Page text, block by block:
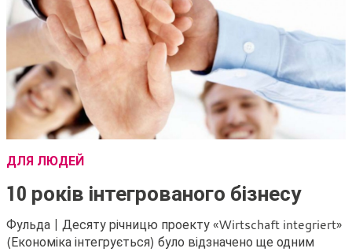
ДЛЯ ЛЮДЕЙ
10 років інтегрованого бізнесу
Фульда | Десяту річницю проекту «Wirtschaft integriert»
(Економіка інтегрується) було відзначено ще одним